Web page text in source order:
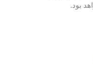
بود.